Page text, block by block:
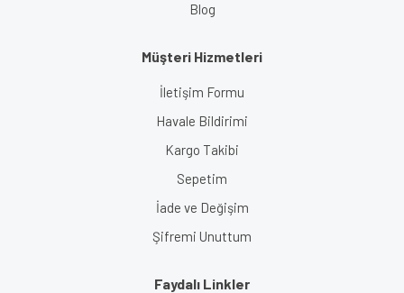
Blog
Müşteri Hizmetleri
İletişim Formu
Havale Bildirimi
Kargo Takibi
Sepetim
İade ve Değişim
Şifremi Unuttum
Faydalı Linkler